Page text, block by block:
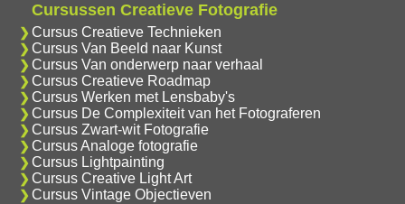
Cursussen Creatieve Fotografie
Cursus Creatieve Technieken
Cursus Van Beeld naar Kunst
Cursus Van onderwerp naar verhaal
Cursus Creatieve Roadmap
Cursus Werken met Lensbaby's
Cursus De Complexiteit van het Fotograferen
Cursus Zwart-wit Fotografie
Cursus Analoge fotografie
Cursus Lightpainting
Cursus Creative Light Art
Cursus Vintage Objectieven